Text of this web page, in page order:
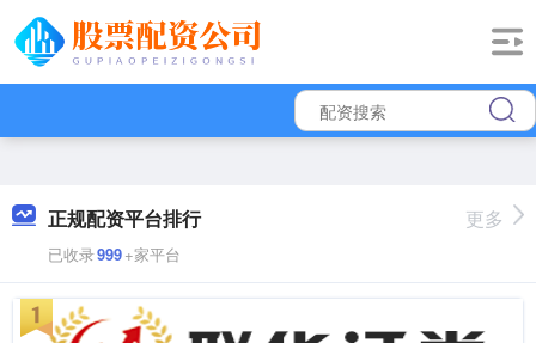
正规配资平台排行
已收录999+家平台
更多